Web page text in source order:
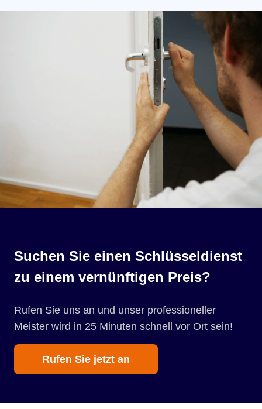
Suchen Sie einen Schlüsseldienst
zu einem vernünftigen Preis?
Rufen Sie uns an und unser professioneller
Meister wird in 25 Minuten schnell vor Ort sein!
Rufen Sie jetzt an